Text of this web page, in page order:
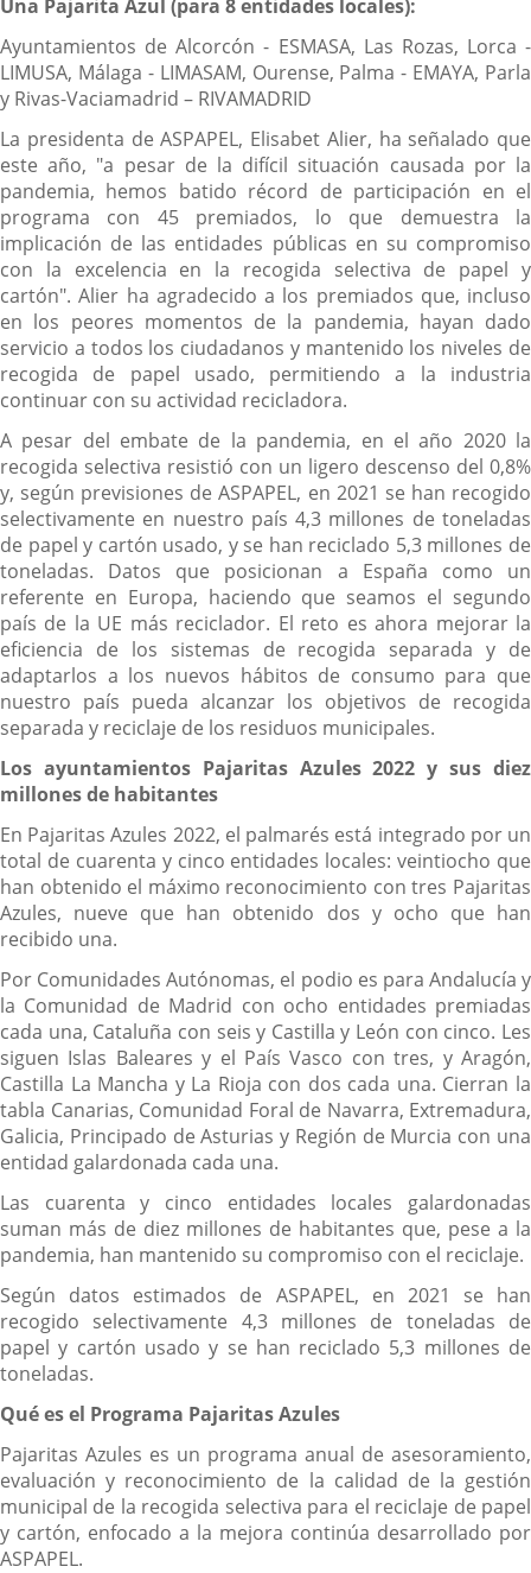
Una Pajarita Azul (para 8 entidades locales):
Ayuntamientos de Alcorcón - ESMASA, Las Rozas, Lorca -
LIMUSA, Málaga - LIMASAM, Ourense, Palma - EMAYA, Parla
y Rivas-Vaciamadrid – RIVAMADRID
La presidenta de ASPAPEL, Elisabet Alier, ha señalado que
este año, "a pesar de la difícil situación causada por la
pandemia, hemos batido récord de participación en el
programa con 45 premiados, lo que demuestra la
implicación de las entidades públicas en su compromiso
con la excelencia en la recogida selectiva de papel y
cartón". Alier ha agradecido a los premiados que, incluso
en los peores momentos de la pandemia, hayan dado
servicio a todos los ciudadanos y mantenido los niveles de
recogida de papel usado, permitiendo a la industria
continuar con su actividad recicladora.
A pesar del embate de la pandemia, en el año 2020 la
recogida selectiva resistió con un ligero descenso del 0,8%
y, según previsiones de ASPAPEL, en 2021 se han recogido
selectivamente en nuestro país 4,3 millones de toneladas
de papel y cartón usado, y se han reciclado 5,3 millones de
toneladas. Datos que posicionan a España como un
referente en Europa, haciendo que seamos el segundo
país de la UE más reciclador. El reto es ahora mejorar la
eficiencia de los sistemas de recogida separada y de
adaptarlos a los nuevos hábitos de consumo para que
nuestro país pueda alcanzar los objetivos de recogida
separada y reciclaje de los residuos municipales.
Los ayuntamientos Pajaritas Azules 2022 y sus diez
millones de habitantes
En Pajaritas Azules 2022, el palmarés está integrado por un
total de cuarenta y cinco entidades locales: veintiocho que
han obtenido el máximo reconocimiento con tres Pajaritas
Azules, nueve que han obtenido dos y ocho que han
recibido una.
Por Comunidades Autónomas, el podio es para Andalucía y
la Comunidad de Madrid con ocho entidades premiadas
cada una, Cataluña con seis y Castilla y León con cinco. Les
siguen Islas Baleares y el País Vasco con tres, y Aragón,
Castilla La Mancha y La Rioja con dos cada una. Cierran la
tabla Canarias, Comunidad Foral de Navarra, Extremadura,
Galicia, Principado de Asturias y Región de Murcia con una
entidad galardonada cada una.
Las cuarenta y cinco entidades locales galardonadas
suman más de diez millones de habitantes que, pese a la
pandemia, han mantenido su compromiso con el reciclaje.
Según datos estimados de ASPAPEL, en 2021 se han
recogido selectivamente 4,3 millones de toneladas de
papel y cartón usado y se han reciclado 5,3 millones de
toneladas.
Qué es el Programa Pajaritas Azules
Pajaritas Azules es un programa anual de asesoramiento,
evaluación y reconocimiento de la calidad de la gestión
municipal de la recogida selectiva para el reciclaje de papel
y cartón, enfocado a la mejora continúa desarrollado por
ASPAPEL.